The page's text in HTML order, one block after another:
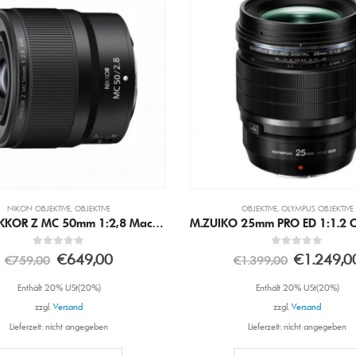
OBJEKTIVE,OLYMPUS OBJEKTIVE
M.ZUIKO 25mm PRO ED 1:1.2 OM-System Objektiv
out of 5
1.399,00 €1.249,00
Enthält 20% USt(20%)
zzgl.Versand
Lieferzeit: nicht angegeben
NIKON OBJEKTIVE,OBJEKTIVE
Nikon NIKKOR Z 40 mm
out of 5
€289,00 €249,00
Enthält 20% USt(20%)
zzgl.Versand
Lieferzeit: nicht angegeben